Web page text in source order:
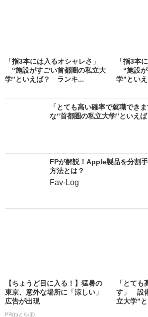
「指3本には入るオシャレさ」
“施設がすごい首都圏の私立大
学”といえば？ ランキ...
「指3本
“施設が
学”とい
「とても高い確率で就職でき
な“首都圏の私立大学”といえ
FPが解説！Apple製品を分割
方法とは？
Fav-Log
【ちょうど目に入る！】猛暑の
東京、意外な場所に「涼しい」
広告が出現
PR(ねとらぼ)
「とて
す」 設
立大学”